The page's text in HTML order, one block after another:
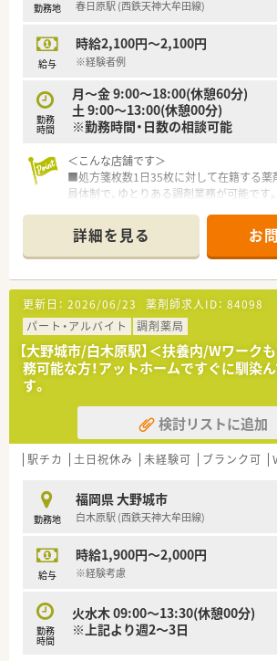
勤務地 春日原駅 (西鉄天神大牟田線)
給与
時給2,100円～2,100円
※経験者例
勤務
時間
月～金 9:00～18:00(休憩60分)
土 9:00～13:00(休憩00分)
※勤務時間・日数の相談可能
＜こんな店舗です＞
■処方箋枚数1日35枚に対して在籍する薬
員体制で、ゆとりある調剤業務が可能です。
■最新機器や処方せん送信アプリ導入で、
ると共に患者様の待機時間を短縮しており
■勤務時間・日数のご相談も可能です。ご
すい職場です。
■お時給2,100円と、エリアでは高時給の
■お車通勤も可能です。
■近隣にも店舗がございますため、ヘルプ
＜こんな薬局です＞
■福岡県を中心に100店舗以上展開してい
店舗があり、薬剤師として幅広く経験を積
舗でOTCの取り扱いがあるため、調剤だけ
きる環境です。
■処方箋枚数に対して20枚/人程度の人数
■服薬履歴を全店オンライン共有し、自宅
せ・重複チェックができる体制を整えていま
■会社の収益が高ければ、社員の皆さんに
＜ワークライフバランスの推進＞
と考えており、社員のワークライフバラン
が働きやすい環境作りに取り組んでいます。
■出産・育児休暇の取得率が高く、常時30
詳細を見る お
更新日： 2026/06/23 薬剤師求人ID： 84098
パート・アルバイト
調剤薬局
【大野城市/白木原駅】＜扶養内/Wワーク
務可能な方！アットホームですぐに馴染
す。
検討リストに追加
駅チカ 土日祝休み 未経験可 ブランク可
勤務地
福岡県 大野城市
白木原駅 (西鉄天神大牟田線)
給与
時給1,900円～2,000円
※経験考慮
勤務
時間
火水木 09:00～13:30(休憩00分)
※上記より週2～3日